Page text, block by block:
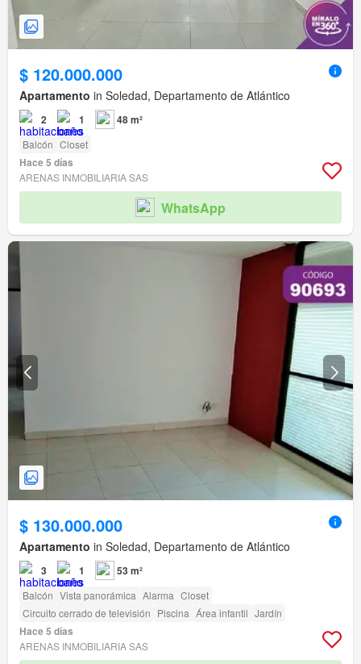
$ 120.000.000
Apartamento in Soledad, Departamento de Atlántico
2 1 48 m²
Balcón Closet
Hace 5 días
ARENAS INMOBILIARIA SAS
WhatsApp
$ 130.000.000
Apartamento in Soledad, Departamento de Atlántico
3 1 53 m²
Balcón Vista panorámica Alarma Closet
Circuito cerrado de televisión Piscina Área infantil Jardín
Hace 5 días
ARENAS INMOBILIARIA SAS